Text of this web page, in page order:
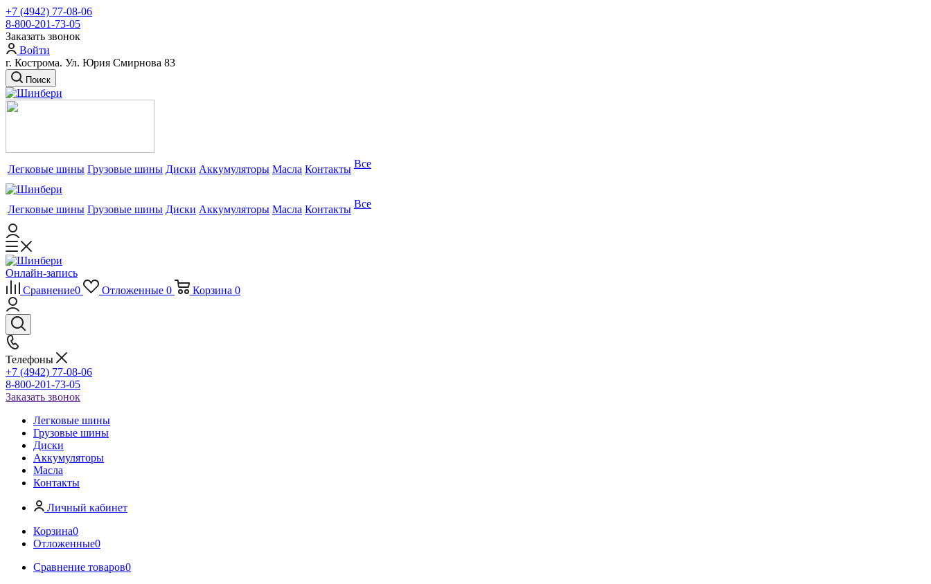
+7 (4942) 77-08-06
8-800-201-73-05
Заказать звонок
Войти
г. Кострома. Ул. Юрия Смирнова 83
Поиск
Легковые шины Грузовые шины Диски Аккумуляторы Масла Контакты Все
Легковые шины Грузовые шины Диски Аккумуляторы Масла Контакты Все
Онлайн-запись
Сравнение0 Отложенные 0 Корзина 0
Телефоны
+7 (4942) 77-08-06
8-800-201-73-05
Заказать звонок
Легковые шины
Грузовые шины
Диски
Аккумуляторы
Масла
Контакты
Личный кабинет
Корзина0
Отложенные0
Сравнение товаров0